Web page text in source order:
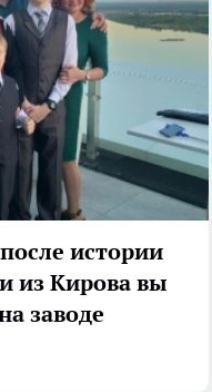
истории
из Кирова вы
заводе